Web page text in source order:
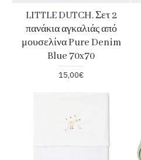
LITTLE DUTCH. Σετ 2
πανάκια αγκαλιάς από
μουσελίνα Pure Denim
Blue 70x70
15,00€